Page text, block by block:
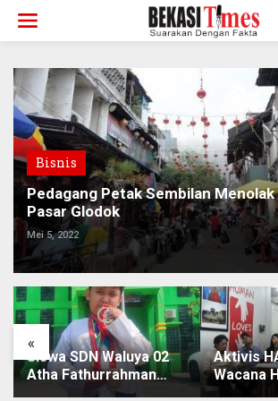
konten
Bisnis
Pedagang Petak Sembilan
Pasar Glodok
Mei 5, 2022
«
Siswa SDN Waluya 02
Atha Fathurrahman
Raih Medali Emas
Aktivis
Wacana